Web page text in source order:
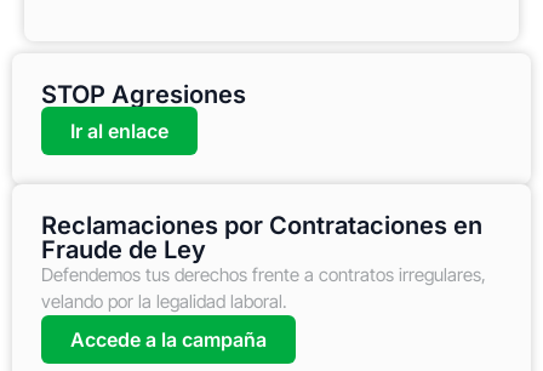
STOP Agresiones
Ir al enlace
Reclamaciones por Contrataciones en
Fraude de Ley
Defendemos tus derechos frente a contratos irregulares,
velando por la legalidad laboral.
Accede a la campaña